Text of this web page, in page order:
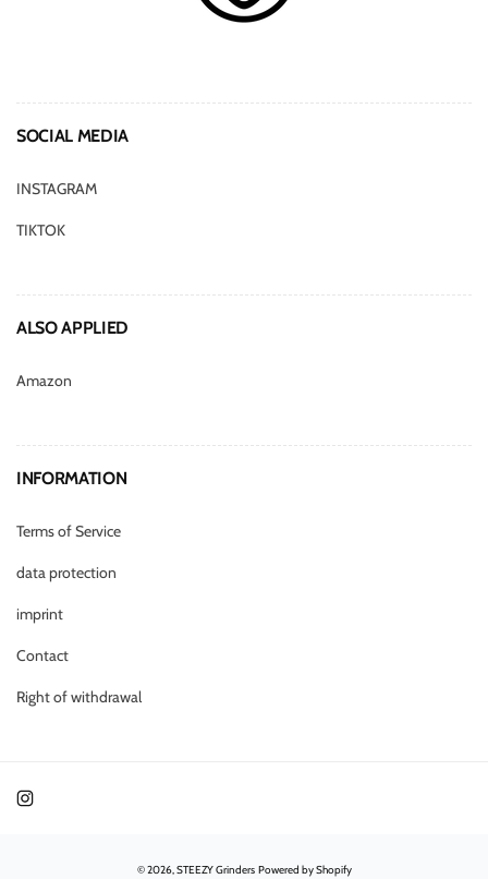
SOCIAL MEDIA
INSTAGRAM
TIKTOK
ALSO APPLIED
Amazon
INFORMATION
Terms of Service
data protection
imprint
Contact
Right of withdrawal
Instagram
© 2026,STEEZY Grinders Powered by Shopify